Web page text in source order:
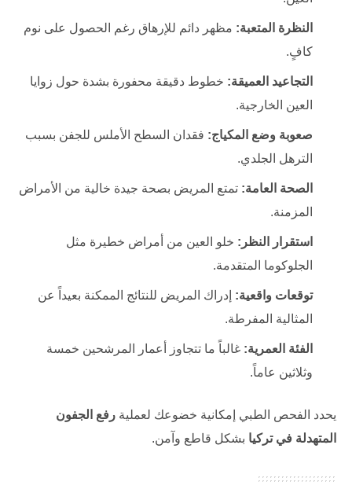
النظرة المتعبة: مظهر دائم للإرهاق رغم الحصول على نوم
كافٍ.
التجاعيد العميقة: خطوط دقيقة محفورة بشدة حول زوايا
العين الخارجية.
صعوبة وضع المكياج: فقدان السطح الأملس للجفن بسبب
الترهل الجلدي.
الصحة العامة: تمتع المريض بصحة جيدة خالية من الأمراض
المزمنة.
استقرار النظر: خلو العين من أمراض خطيرة مثل
الجلوكوما المتقدمة.
توقعات واقعية: إدراك المريض للنتائج الممكنة بعيداً عن
المثالية المفرطة.
الفئة العمرية: غالباً ما تتجاوز أعمار المرشحين خمسة
وثلاثين عاماً.
يحدد الفحص الطبي إمكانية خضوعك لعملية رفع الجفون
المتهدلة في تركيا بشكل قاطع وآمن.